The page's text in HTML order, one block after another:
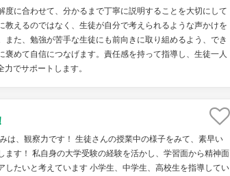
に合わせて、分かるまで丁寧に説明することを大切にして
教えるのではなく、生徒が自分で考えられるような声かけを
また、勉強が苦手な生徒にも前向きに取り組めるよう、でき
褒めて自信につなげます。責任感を持って指導し、生徒一人
でサポートします。
は、観察力です！ 生徒さんの授業中の様子をみて、素早い
ます！ 私自身の大学受験の経験を活かし、学習面から精神面
したいと考えています 小学生、中学生、高校生を指導してい